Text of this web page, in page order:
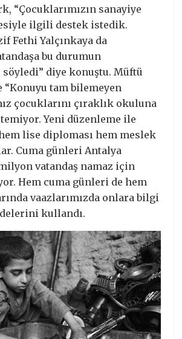
“Çocuklarımızın sanayiye
ilgili destek istedik.
Fethi Yalçınkaya da
bu durumun
söyledi” diye konuştu. Müftü
“Konuyu tam bilemeyen
çocuklarını çıraklık okuluna
Yeni düzenleme ile
lise diploması hem meslek
Cuma günleri Antalya
vatandaş namaz için
Hem cuma günleri de hem
vaazlarımızda onlara bilgi
kullandı.